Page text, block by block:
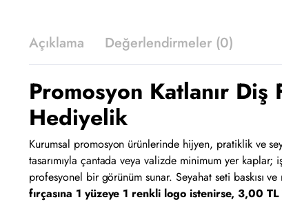
Açıklama Değerlendirmeler (0)
Promosyon Katlanır Diş
Hediyelik
Kurumsal promosyon ürünlerinde hijyen, pratiklik ve
tasarımıyla çantada veya valizde minimum yer
profesyonel bir görünüm sunar. Seyahat seti baskısı ve
fırçasına 1 yüzeye 1 renkli logo istenirse, 3,00